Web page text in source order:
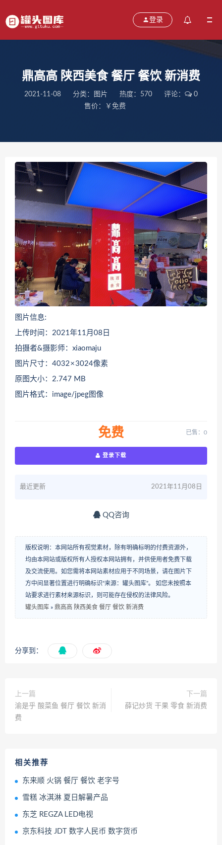
登录
鼎高高 陕西美食 餐厅 餐饮 新消费
2021-11-08 分类： 图片 热度：570 评论：
0
售价：￥免费
图片信息:
上传时间：2021年11月08日
拍摄者&摄影师：xiaomaju
图片尺寸：4032 × 3024像素
原图大小：2.747 MB
图片格式：image/jpeg图像
免费 已售：0
登录下载
最近更新 2021年11月08日
QQ咨询
版权说明：本网站所有视觉素材，除有明确标明的付费资源外，
均由本网站或版权所有人授权本网站拥有，并供使用者免费下载
及交流使用。如您需将本网站素材应用于不同场景，请在图片下
方中间显著位置进行明确标识“来源：罐头图库”。 如您未按照本
站要求进行素材来源标识，则可能存在侵权的法律风险。
罐头图库 » 鼎高高 陕西美食 餐厅 餐饮 新消费
分享到：
上一篇
渝是乎 酸菜鱼 餐厅 餐饮 新消
费
下一篇
薛记炒货 干果 零食 新消费
相关推荐
东来顺 火锅 餐厅 餐饮 老字号
雪糕 冰淇淋 夏日解暑产品
东芝 REGZA LED电视
京东科技 JDT 数字人民币 数字货币